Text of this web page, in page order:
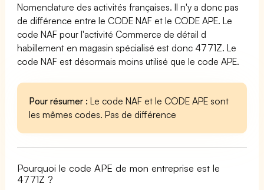
Nomenclature des activités françaises. Il n'y a donc pas
de différence entre le CODE NAF et le CODE APE. Le
code NAF pour l'activité Commerce de détail d
habillement en magasin spécialisé est donc 4771Z. Le
code NAF est désormais moins utilisé que le code APE.
Pour résumer : Le code NAF et le CODE APE sont
les mêmes codes. Pas de différence
Pourquoi le code APE de mon entreprise est le
4771Z ?